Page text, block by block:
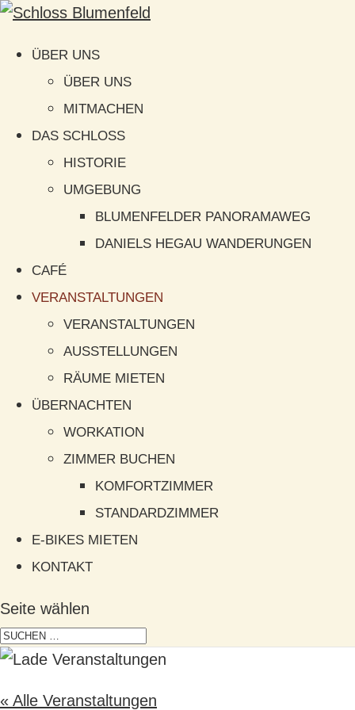
ÜBER UNS
ÜBER UNS
MITMACHEN
DAS SCHLOSS
HISTORIE
UMGEBUNG
BLUMENFELDER PANORAMAWEG
DANIELS HEGAU WANDERUNGEN
CAFÉ
VERANSTALTUNGEN
VERANSTALTUNGEN
AUSSTELLUNGEN
RÄUME MIETEN
ÜBERNACHTEN
WORKATION
ZIMMER BUCHEN
KOMFORTZIMMER
STANDARDZIMMER
E-BIKES MIETEN
KONTAKT
Seite wählen
« Alle Veranstaltungen